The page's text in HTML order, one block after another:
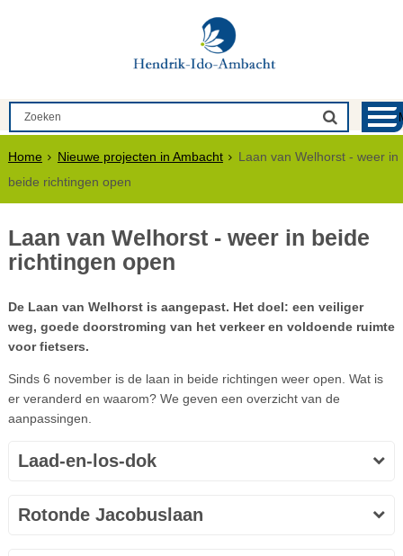
Home Nieuwe projecten in Ambacht
Laan van Welhorst - weer in
beide richtingen open
Laan van Welhorst - weer in beide
richtingen open
De Laan van Welhorst is aangepast. Het doel: een veiliger
weg, goede doorstroming van het verkeer en voldoende ruimte
voor fietsers.
Sinds 6 november is de laan in beide richtingen weer open. Wat is
er veranderd en waarom? We geven een overzicht van de
aanpassingen.
Laad-en-los-dok
Rotonde Jacobuslaan